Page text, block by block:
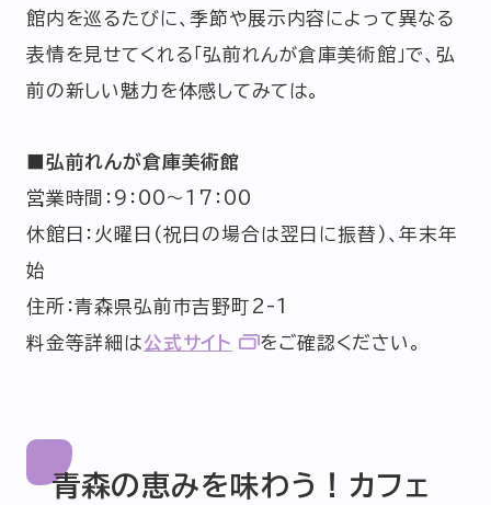
館内を巡るたびに、季節や展示内容によって異なる
表情を見せてくれる「弘前れんが倉庫美術館」で、弘
前の新しい魅力を体感してみては。
■弘前れんが倉庫美術館
営業時間：9：00～17：00
休館日：火曜日(祝日の場合は翌日に振替)、年末年
始
住所：青森県弘前市吉野町2-1
料金等詳細は公式サイト をご確認ください。
青森の恵みを味わう！カフェ